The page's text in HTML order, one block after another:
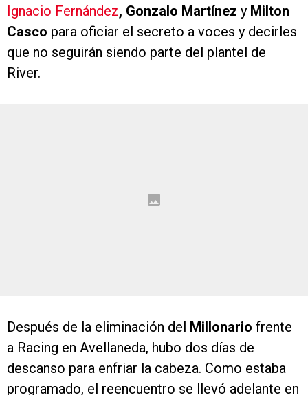
Ignacio Fernández, Gonzalo Martínez y Milton
Casco para oficiar el secreto a voces y decirles
que no seguirán siendo parte del plantel de
River.
Después de la eliminación del Millonario frente
a Racing en Avellaneda, hubo dos días de
descanso para enfriar la cabeza. Como estaba
programado, el reencuentro se llevó adelante en